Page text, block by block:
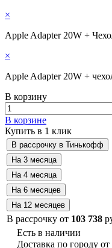
×
Apple Adapter 20W +
×
Apple Adapter 20W +
В корзину
В корзине
Купить в 1 клик
В рассрочку от 103 738
Есть в наличии
Доставка по городу от